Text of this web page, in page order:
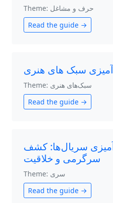
Theme: حرف و مشاغل
Read the guide →
سبک های هنری
Theme: سبک‌های هنری
Read the guide →
سریال‌ها: کشف
سرگرمی و خلاقیت
Theme: سری
Read the guide →